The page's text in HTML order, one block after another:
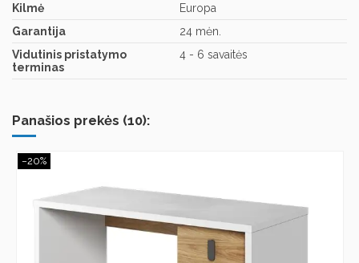
Kilmė
Europa
Garantija
24 mėn.
Vidutinis pristatymo
terminas
4 - 6 savaitės
Panašios prekės (10):
−20%